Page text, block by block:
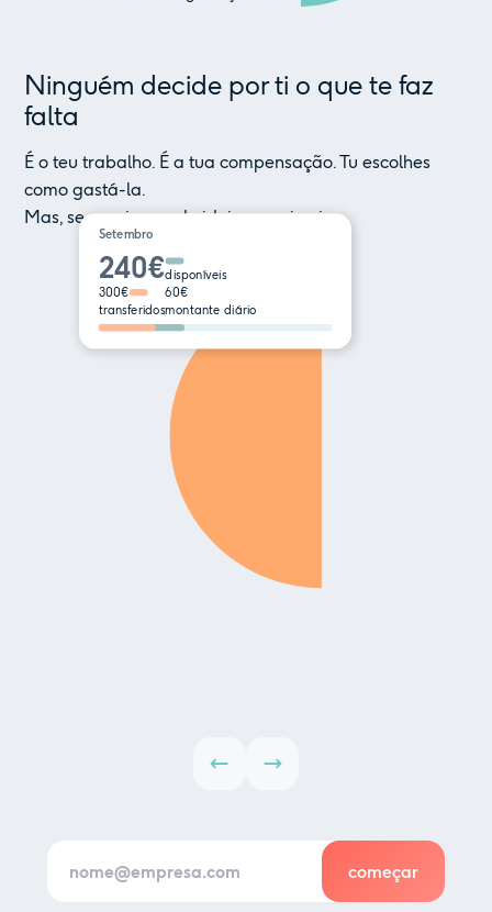
Ninguém decide por ti o que te faz
falta
É o teu trabalho. É a tua compensação. Tu escolhes
como gastá-la.
Mas, se precisares de ideias, aqui vai:
Flexpay
Setembro
240€disponíveis
300€
transferidos
60€
montante diário